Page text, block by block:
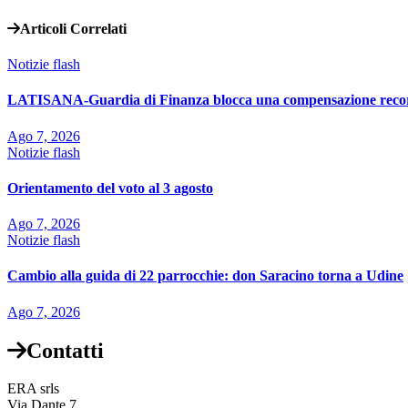
Articoli Correlati
Notizie flash
LATISANA-Guardia di Finanza blocca una compensazione
Ago 7, 2026
Notizie flash
Orientamento del voto al 3 agosto
Ago 7, 2026
Notizie flash
Cambio alla guida di 22 parrocchie: don Saracino torna a Udine
Ago 7, 2026
Contatti
ERA srls